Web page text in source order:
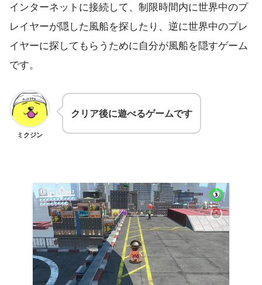
インターネットに接続して、制限時間内に世界中のプ
レイヤーが隠した風船を探したり、逆に世界中のプレ
イヤーに探してもらうために自分が風船を隠すゲーム
です。
ミクジン
クリア後に遊べるゲームです